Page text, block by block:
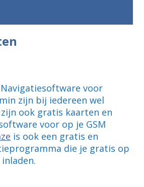
voor
zijn bij iedereen wel
ook gratis kaarten en
voor op je GSM
is ook een gratis en
die je gratis op